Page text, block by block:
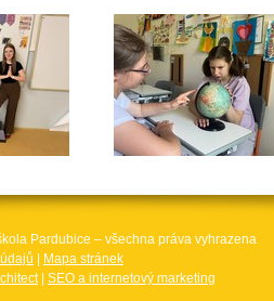
Pardubice – všechna práva vyhrazena
Mapa stránek
| SEO a internetový marketing